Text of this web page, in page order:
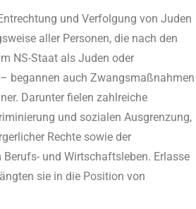
und Verfolgung von Juden
aller Personen, die nach den
NS-Staat als Juden oder
begannen auch Zwangsmaßnahmen
Darunter fielen zahlreiche
und sozialen Ausgrenzung,
Rechte sowie der
und Wirtschaftsleben. Erlasse
sie in die Position von